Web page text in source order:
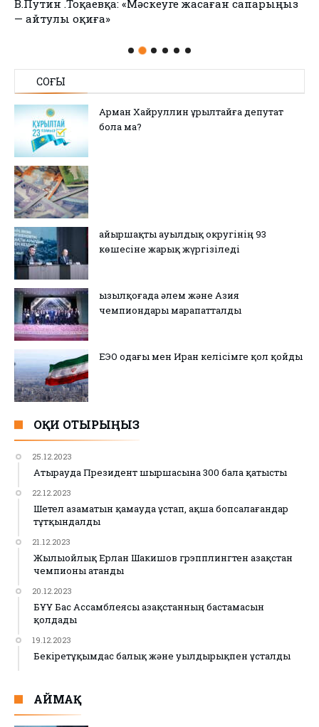
В.Путин Қ.Тоқаевқа: «Мәскеуге жасаған сапарыңыз
— айтулы оқиға»
СОҢҒЫ
Арман Хайруллин Құрылтайға депутат
бола ма?
Қайыршақты ауылдық округінің 93
көшесіне жарық жүргізіледі
Қызылқоғада әлем және Азия
чемпиондары марапатталды
ЕЭО одағы мен Иран келісімге қол қойды
ОҚИ ОТЫРЫҢЫЗ
25.12.2023
Атырауда Президент шыршасына 300 бала қатысты
22.12.2023
Шетел азаматын қамауда ұстап, ақша бопсалағандар
тұтқындалды
21.12.2023
Жылыойлық Ерлан Шакишов грэпплингтен Қазақстан
чемпионы атанды
20.12.2023
БҰҰ Бас Ассамблеясы Қазақстанның бастамасын
қолдады
19.12.2023
Бекіретұқымдас балық және уылдырықпен ұсталды
АЙМАҚ